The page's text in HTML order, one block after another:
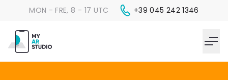
MON - FRE, 8 - 17 UTC +39 045 242 1346